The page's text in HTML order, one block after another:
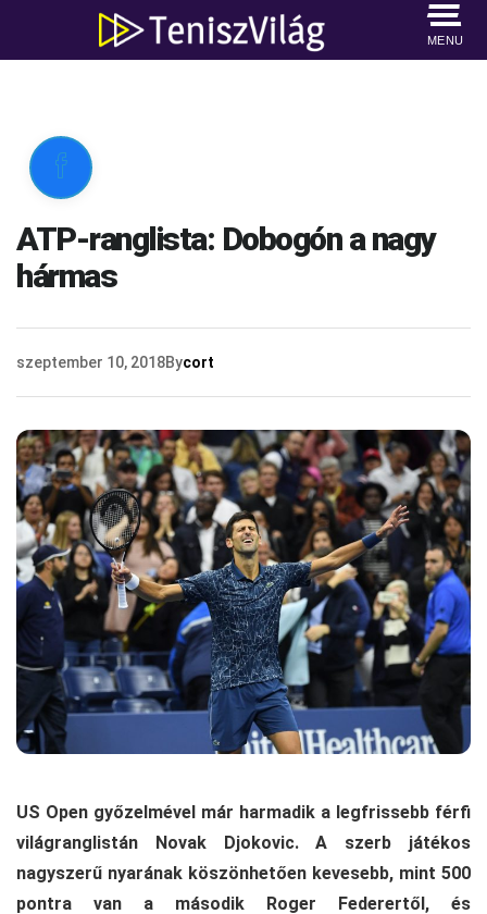
MENU

ATP-ranglista: Dobogón a nagy
hármas
szeptember 10, 2018Bycort
US Open győzelmével már harmadik a legfrissebb férfi
világranglistán Novak Djokovic. A szerb játékos
nagyszerű nyarának köszönhetően kevesebb, mint 500
pontra van a második Roger Federertől, és